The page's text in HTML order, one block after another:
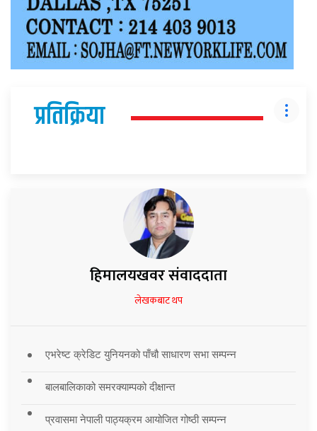
प्रतिक्रिया
हिमालयखवर संवाददाता
लेखकबाट थप
एभरेष्ट क्रेडिट युनियनको पाँचौ साधारण सभा सम्पन्न
बालबालिकाको समरक्याम्पको दीक्षान्त
प्रवासमा नेपाली पाठ्यक्रम आयोजित गोष्ठी सम्पन्न